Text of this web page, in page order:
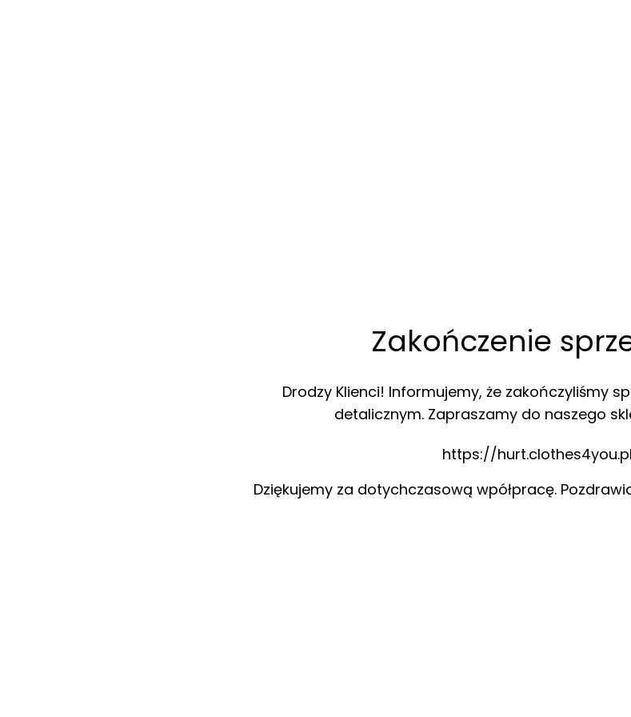
Zakończenie
Drodzy Klienci! Informujemy, że zakończyliśmy
detalicznym. Zapraszamy do naszego
https://hurt.clothes4you.pl
Dziękujemy za dotychczasową wpółpracę.